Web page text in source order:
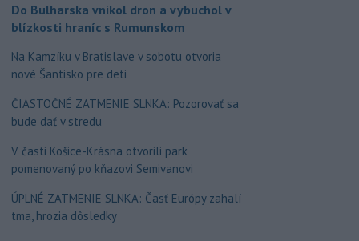
Do Bulharska vnikol dron a vybuchol v
blízkosti hraníc s Rumunskom
Na Kamzíku v Bratislave v sobotu otvoria
nové Šantisko pre deti
ČIASTOČNÉ ZATMENIE SLNKA: Pozorovať sa
bude dať v stredu
V časti Košice-Krásna otvorili park
pomenovaný po kňazovi Semivanovi
ÚPLNÉ ZATMENIE SLNKA: Časť Európy zahalí
tma, hrozia dôsledky